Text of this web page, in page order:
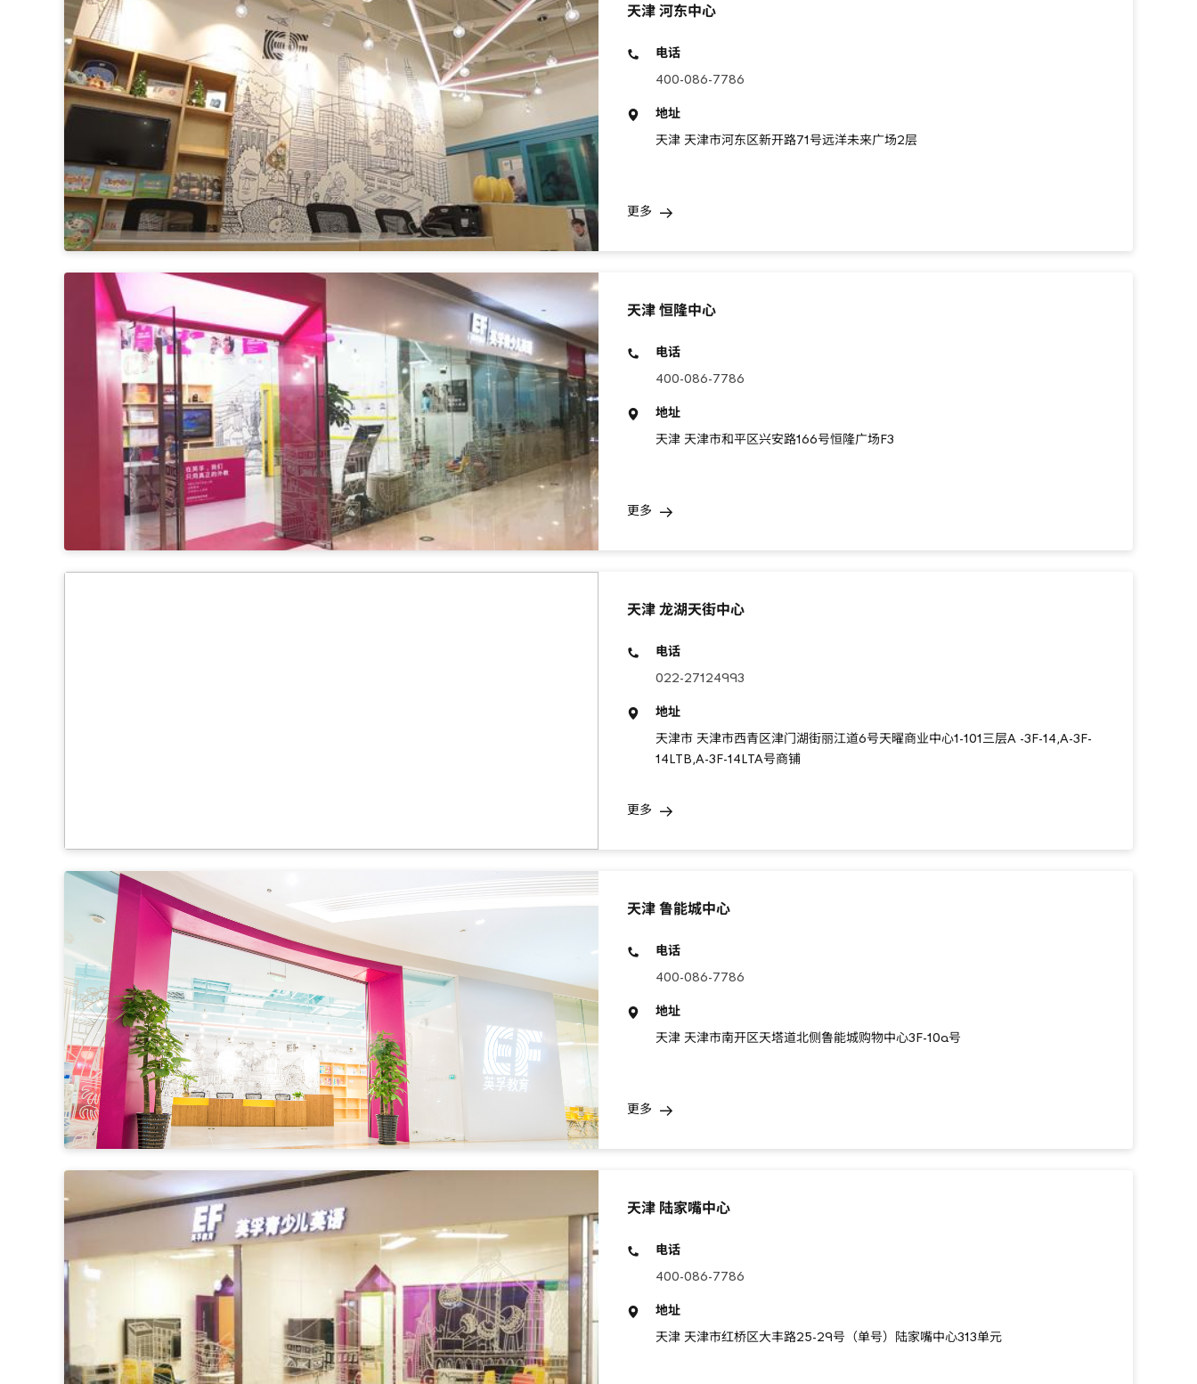
天津 河东中心
电话
400-086-7786
地址
天津 天津市河东区新开路71号远洋未来广场2层
更多
天津 恒隆中心
电话
400-086-7786
地址
天津 天津市和平区兴安路166号恒隆广场F3
更多
天津 龙湖天街中心
电话
022-27124993
地址
天津市 天津市西青区津门湖街丽江道6号天曜商业中心1-101三层A -3F-14,A-3F-
14LTB,A-3F-14LTA号商铺
更多
天津 鲁能城中心
电话
400-086-7786
地址
天津 天津市南开区天塔道北侧鲁能城购物中心3F-10a号
更多
天津 陆家嘴中心
电话
400-086-7786
地址
天津 天津市红桥区大丰路25-29号（单号）陆家嘴中心313单元